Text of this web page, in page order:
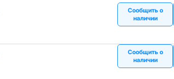
Сообщить о
наличии
Сообщить о
наличии